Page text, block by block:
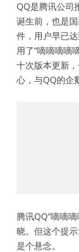
QQ是腾讯公司
诞生前，也是
件，用户早已
用了“嘀嘀嘀嘀
十次版本更新
心，与QQ的企
腾讯QQ“嘀嘀
晓。但这个提
是个悬念。